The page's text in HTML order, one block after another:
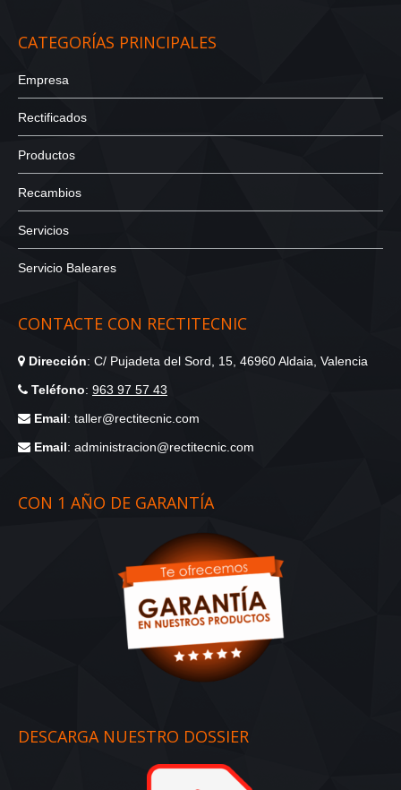
CATEGORÍAS PRINCIPALES
Empresa
Rectificados
Productos
Recambios
Servicios
Servicio Baleares
CONTACTE CON RECTITECNIC
Dirección: C/ Pujadeta del Sord, 15, 46960 Aldaia, Valencia
Teléfono: 963 97 57 43
Email: taller@rectitecnic.com
Email: administracion@rectitecnic.com
CON 1 AÑO DE GARANTÍA
DESCARGA NUESTRO DOSSIER